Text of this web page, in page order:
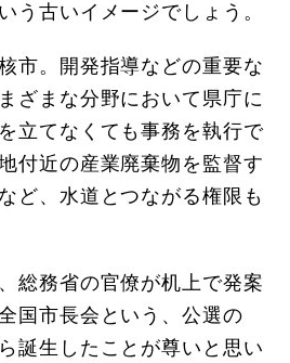
う古いイメージでしょう。
市。開発指導などの重要な
ざまな分野において県庁に
立てなくても事務を執行で
付近の産業廃棄物を監督す
ど、水道とつながる権限も
総務省の官僚が机上で発案
国市長会という、公選の
誕生したことが尊いと思い